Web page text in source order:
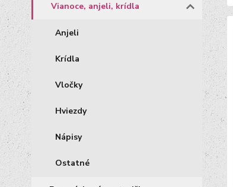
Vianoce, anjeli, krídla
Anjeli
Krídla
Vločky
Hviezdy
Nápisy
Ostatné